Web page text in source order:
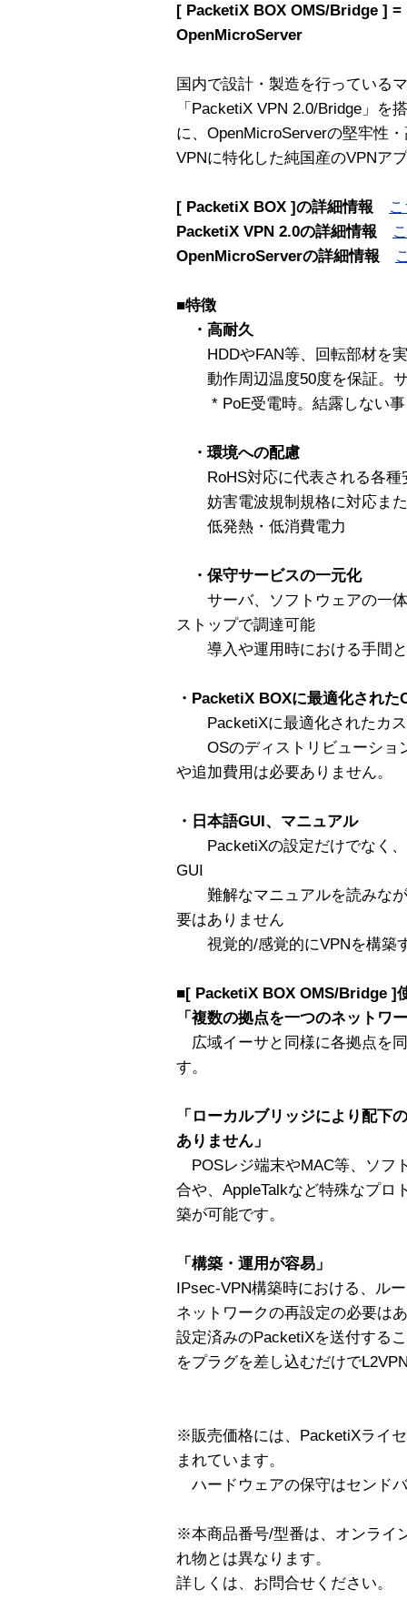
[ PacketiX BOX OMS/Bridge ]
OpenMicroServer
国内で設計・製造を行っている
「PacketiX VPN 2.0/Bridge」を
に、OpenMicroServerの堅牢性
VPNに特化した純国産のVPNア
[ PacketiX BOX ]の詳細情報
PacketiX VPN 2.0の詳細情報
OpenMicroServerの詳細情報
■特徴
・高耐久
HDDやFAN等、回転部材を実
動作周辺温度50度を保証。サ
* PoE受電時。結露しない事
・環境への配慮
RoHS対応に代表される各種
妨害電波規制規格に対応ま
低発熱・低消費電力
・保守サービスの一元化
サーバ、ソフトウェアの一体
ストップで調達可能
導入や運用時における手間と
・PacketiX BOXに最適化された
PacketiXに最適化されたカス
OSのディストリビューショ
や追加費用は必要ありません。
・日本語GUI、マニュアル
PacketiXの設定だけでなく、
GUI
難解なマニュアルを読みなが
要はありません
視覚的/感覚的にVPNを構築
■[ PacketiX BOX OMS/Bridge ]
「複数の拠点を一つのネットワ
広域イーサと同様に各拠点を
す。
「ローカルブリッジにより配下
ありません」
POSレジ端末やMAC等、ソフ
合や、AppleTalkなど特殊なプロ
築が可能です。
「構築・運用が容易」
IPsec-VPN構築時における、ル
ネットワークの再設定の必要は
設定済みのPacketiXを送付する
をプラグを差し込むだけで
※販売価格には、PacketiXライ
まれています。
ハードウェアの保守はセンド
※本商品番号/型番は、オンライ
れ物とは異なります。
詳しくは、お問合せください。